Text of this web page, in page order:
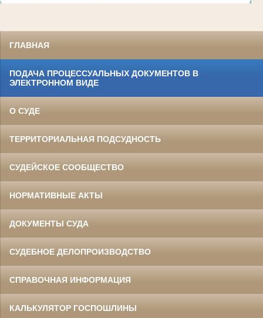
ГЛАВНАЯ
ПОДАЧА ПРОЦЕССУАЛЬНЫХ ДОКУМЕНТОВ В
ЭЛЕКТРОННОМ ВИДЕ
О СУДЕ
ТЕРРИТОРИАЛЬНАЯ ПОДСУДНОСТЬ
СУДЕЙСКОЕ СООБЩЕСТВО
НОРМАТИВНЫЕ АКТЫ
ДОКУМЕНТЫ СУДА
СУДЕБНОЕ ДЕЛОПРОИЗВОДСТВО
СПРАВОЧНАЯ ИНФОРМАЦИЯ
КАЛЬКУЛЯТОР ГОСПОШЛИНЫ